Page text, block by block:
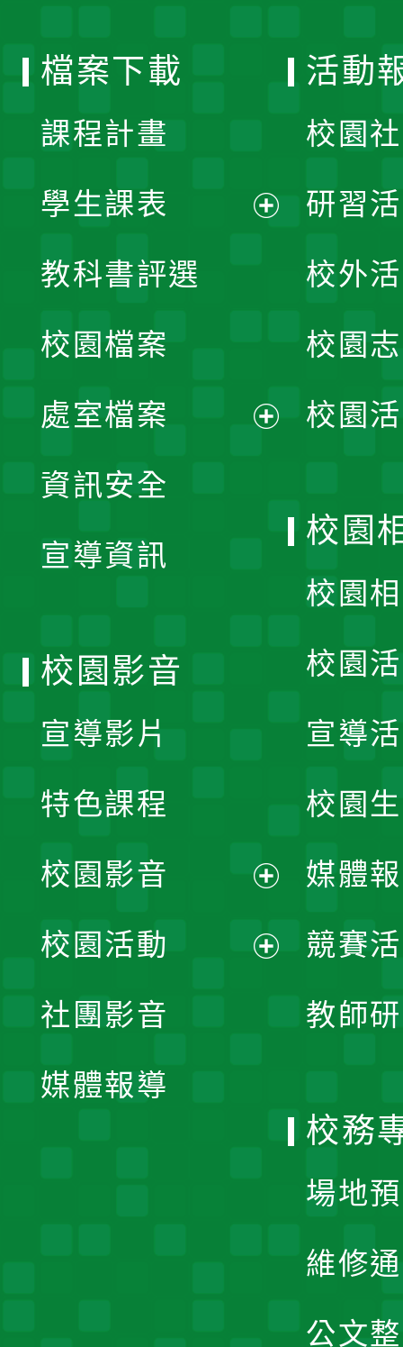
檔案下載
課程計畫
學生課表
單
教科書評選
校園檔案
處室檔案
資訊安全
宣導資訊
活動
校園
研習
校外
校園
校園
校園
校園
校園
宣導
校園
媒體
競賽
教師
校園影音
宣導影片
特色課程
校園影音
開
校園活動
社團影音
媒體報導
校務
場地
維修
公文